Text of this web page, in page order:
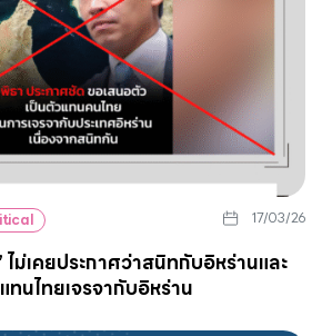
17/03/26
ม่เคยประกาศว่าสนิทกับอิหร่านและ
ทนไทยเจรจากับอิหร่าน